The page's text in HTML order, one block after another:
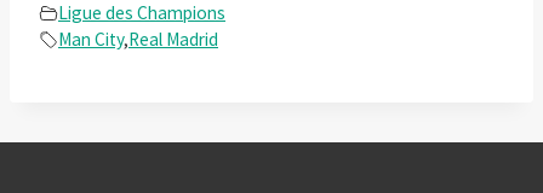
Ligue des Champions
Man City,Real Madrid